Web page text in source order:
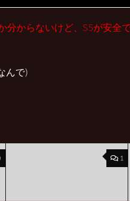
分からないけど、S5が安全
んで)
1